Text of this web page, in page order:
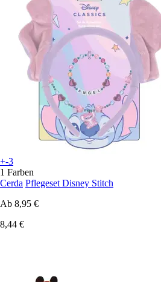
+-3
1 Farben
Cerda Pflegeset Disney Stitch
Ab 8,95 €
8,44 €